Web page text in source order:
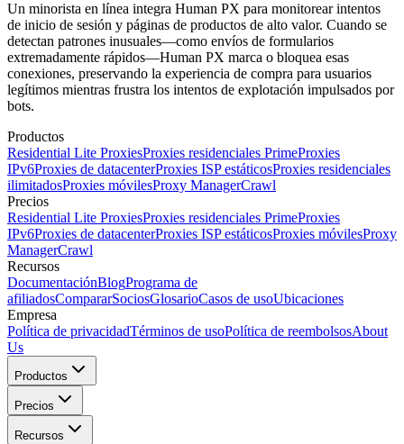
Un minorista en línea integra Human PX para monitorear intentos
de inicio de sesión y páginas de productos de alto valor. Cuando se
detectan patrones inusuales—como envíos de formularios
extremadamente rápidos—Human PX marca o bloquea esas
conexiones, preservando la experiencia de compra para usuarios
legítimos mientras frustra los intentos de explotación impulsados por
bots.
Productos
Residential Lite ProxiesProxies residenciales PrimeProxies
IPv6Proxies de datacenterProxies ISP estáticosProxies residenciales
ilimitadosProxies móvilesProxy ManagerCrawl
Precios
Residential Lite ProxiesProxies residenciales PrimeProxies
IPv6Proxies de datacenterProxies ISP estáticosProxies móvilesProxy
ManagerCrawl
Recursos
DocumentaciónBlogPrograma de
afiliadosCompararSociosGlosarioCasos de usoUbicaciones
Empresa
Política de privacidadTérminos de usoPolítica de reembolsosAbout
Us
Productos
Precios
Recursos